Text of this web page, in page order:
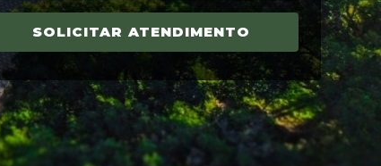
SOLICITAR ATENDIMENTO